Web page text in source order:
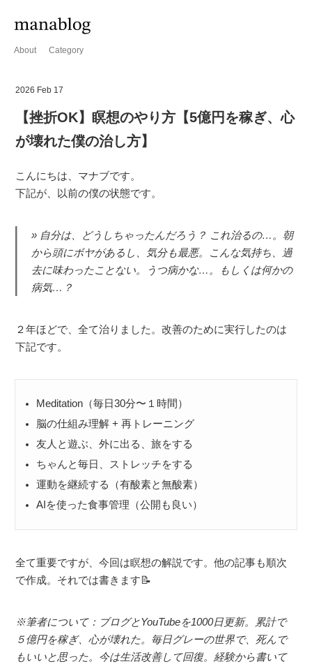
About Category
2026 Feb 17
【挫折OK】瞑想のやり方【5億円を稼ぎ、心
が壊れた僕の治し方】
こんにちは、マナブです。
下記が、以前の僕の状態です。
自分は、どうしちゃったんだろう？ これ治るの…。朝
から頭にボヤがあるし、気分も最悪。こんな気持ち、過
去に味わったことない。うつ病かな…。もしくは何かの
病気…？
２年ほどで、全て治りました。改善のために実行したのは
下記です。
Meditation（毎日30分〜１時間）
脳の仕組み理解 + 再トレーニング
友人と遊ぶ、外に出る、旅をする
ちゃんと毎日、ストレッチをする
運動を継続する（有酸素と無酸素）
AIを使った食事管理（公開も良い）
全て重要ですが、今回は瞑想の解説です。他の記事も順次
で作成。それでは書きます📝
※筆者について：ブログとYouTubeを1000日更新。累計で
５億円を稼ぎ、心が壊れた。毎日グレーの世界で、死んで
もいいと思った。今は生活改善して回復。経験から書いて